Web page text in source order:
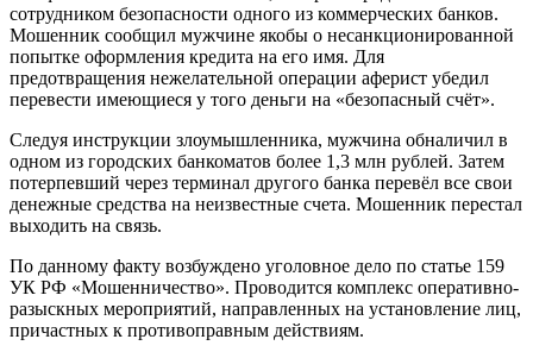
сотрудником безопасности одного из коммерческих банков.
Мошенник сообщил мужчине якобы о несанкционированной
попытке оформления кредита на его имя. Для
предотвращения нежелательной операции аферист убедил
перевести имеющиеся у того деньги на «безопасный счёт».
Следуя инструкции злоумышленника, мужчина обналичил в
одном из городских банкоматов более 1,3 млн рублей. Затем
потерпевший через терминал другого банка перевёл все свои
денежные средства на неизвестные счета. Мошенник перестал
выходить на связь.
По данному факту возбуждено уголовное дело по статье 159
УК РФ «Мошенничество». Проводится комплекс оперативно-
разыскных мероприятий, направленных на установление лиц,
причастных к противоправным действиям.